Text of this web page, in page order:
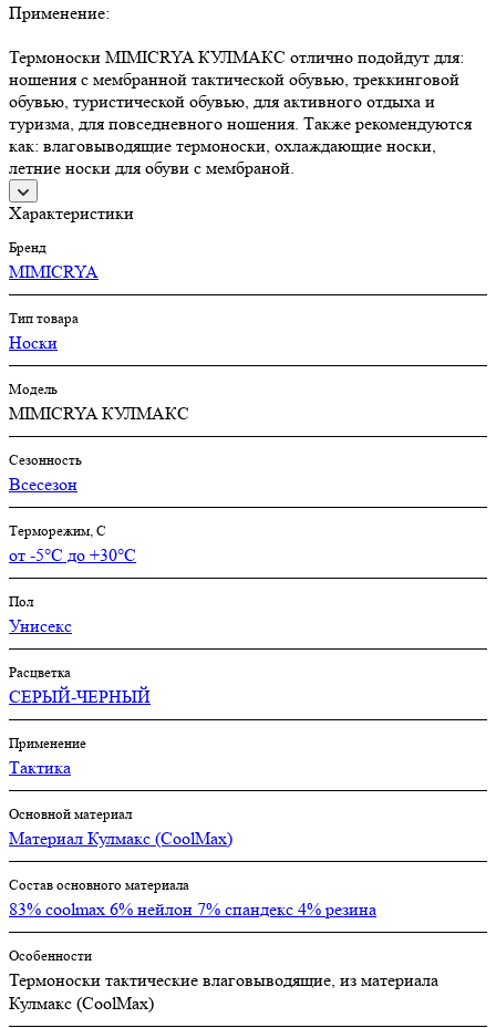
Применение:
Термоноски MIMICRYA КУЛМАКС отлично подойдут для:
ношения с мембранной тактической обувью, треккинговой
обувью, туристической обувью, для активного отдыха и
туризма, для повседневного ношения. Также рекомендуются
как: влаговыводящие термоноски, охлаждающие носки,
летние носки для обуви с мембраной.
Характеристики
Бренд
MIMICRYA
Тип товара
Носки
Модель
MIMICRYA КУЛМАКС
Сезонность
Всесезон
Терморежим, C
от -5°С до +30°С
Пол
Унисекс
Расцветка
СЕРЫЙ-ЧЕРНЫЙ
Применение
Тактика
Основной материал
Материал Кулмакс (CoolMax)
Состав основного материала
83% coolmax 6% нейлон 7% спандекс 4% резина
Особенности
Термоноски тактические влаговыводящие, из материала
Кулмакс (CoolMax)